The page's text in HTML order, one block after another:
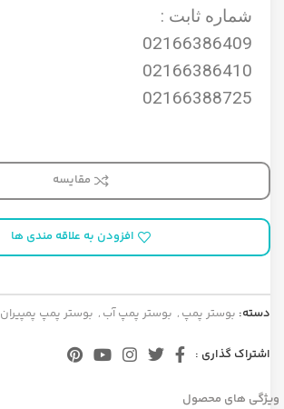
شماره ثابت :
02166386409
02166386410
02166388725
مقایسه
افزودن به علاقه مندی ها
دسته: بوستر پمپ , بوستر پمپ آب , بوستر پمپ پمپیران
اشتراک گذاری :
ویژگی های محصول